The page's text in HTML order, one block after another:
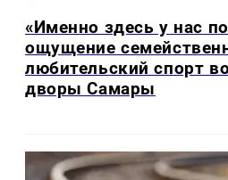
«Именно здесь у нас
ощущение
любительский спорт
дворы Самары